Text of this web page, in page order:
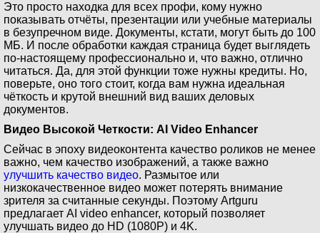
Это просто находка для всех профи, кому нужно
показывать отчёты, презентации или учебные материалы
в безупречном виде. Документы, кстати, могут быть до 100
МБ. И после обработки каждая страница будет выглядеть
по-настоящему профессионально и, что важно, отлично
читаться. Да, для этой функции тоже нужны кредиты. Но,
поверьте, оно того стоит, когда вам нужна идеальная
чёткость и крутой внешний вид ваших деловых
документов.
Видео Высокой Четкости: AI Video Enhancer
Сейчас в эпоху видеоконтента качество роликов не менее
важно, чем качество изображений, а также важно
улучшить качество видео. Размытое или
низкокачественное видео может потерять внимание
зрителя за считанные секунды. Поэтому Artguru
предлагает AI video enhancer, который позволяет
улучшать видео до HD (1080P) и 4K.